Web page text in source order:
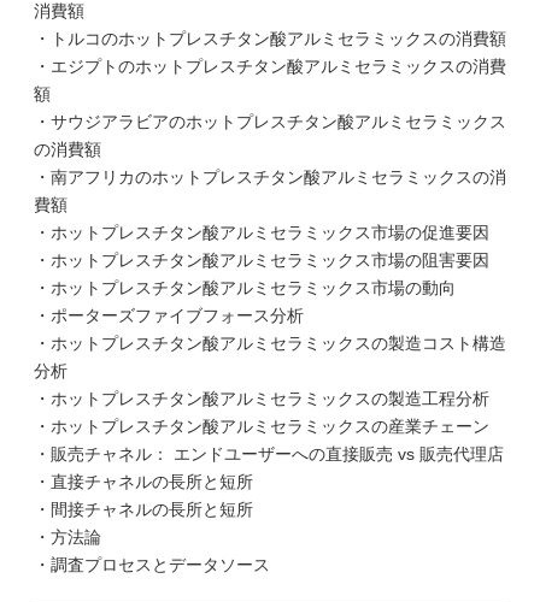
消費額
・トルコのホットプレスチタン酸アルミセラミックスの消費額
・エジプトのホットプレスチタン酸アルミセラミックスの消費
額
・サウジアラビアのホットプレスチタン酸アルミセラミックス
の消費額
・南アフリカのホットプレスチタン酸アルミセラミックスの消
費額
・ホットプレスチタン酸アルミセラミックス市場の促進要因
・ホットプレスチタン酸アルミセラミックス市場の阻害要因
・ホットプレスチタン酸アルミセラミックス市場の動向
・ポーターズファイブフォース分析
・ホットプレスチタン酸アルミセラミックスの製造コスト構造
分析
・ホットプレスチタン酸アルミセラミックスの製造工程分析
・ホットプレスチタン酸アルミセラミックスの産業チェーン
・販売チャネル： エンドユーザーへの直接販売 vs 販売代理店
・直接チャネルの長所と短所
・間接チャネルの長所と短所
・方法論
・調査プロセスとデータソース